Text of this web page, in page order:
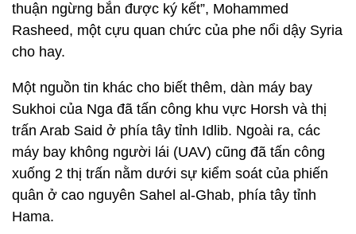
thuận ngừng bắn được ký kết”, Mohammed
Rasheed, một cựu quan chức của phe nổi dậy Syria
cho hay.
Một nguồn tin khác cho biết thêm, dàn máy bay
Sukhoi của Nga đã tấn công khu vực Horsh và thị
trấn Arab Said ở phía tây tỉnh Idlib. Ngoài ra, các
máy bay không người lái (UAV) cũng đã tấn công
xuống 2 thị trấn nằm dưới sự kiểm soát của phiến
quân ở cao nguyên Sahel al-Ghab, phía tây tỉnh
Hama.